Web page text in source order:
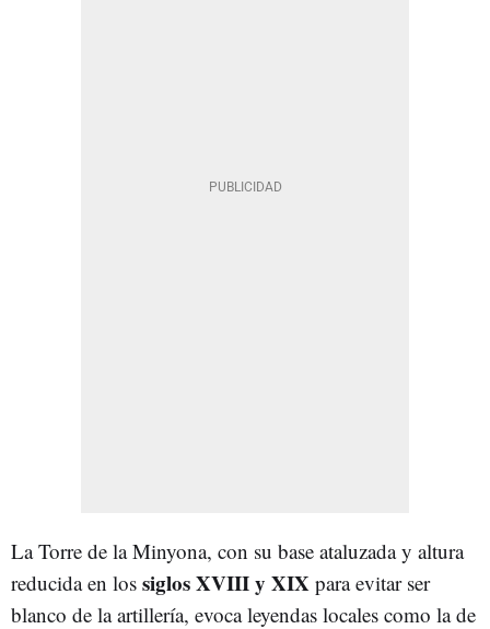
La Torre de la Minyona, con su base ataluzada y altura
reducida en los siglos XVIII y XIX para evitar ser
blanco de la artillería, evoca leyendas locales como la de